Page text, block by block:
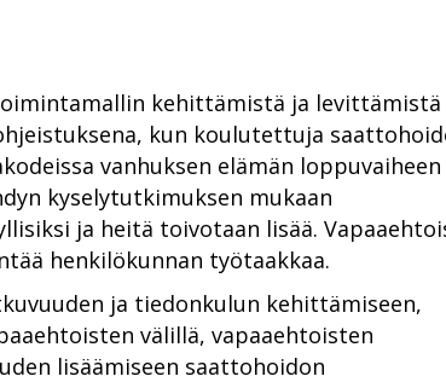
kehittämistä ja levittämistä
kun koulutettuja
vanhuksen elämän loppuvaiheen
kyselytutkimuksen mukaan
ja heitä toivotaan lisää.
henkilökunnan työtaakkaa.
ja tiedonkulun kehittämiseen,
välillä, vapaaehtoisten
lisäämiseen saattohoidon